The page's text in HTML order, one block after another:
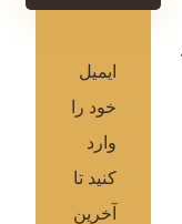
ایمیل
خود را
وارد
کنید تا
آخرین